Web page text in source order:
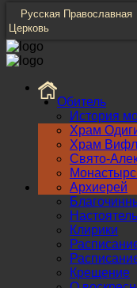
Русская Православная
Церковь
Обитель
История
Храм
Храм
Свято-
Архиерей
Клирики
Крещение